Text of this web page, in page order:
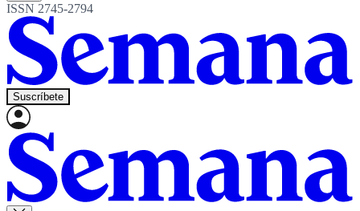
ISSN 2745-2794
Suscríbete